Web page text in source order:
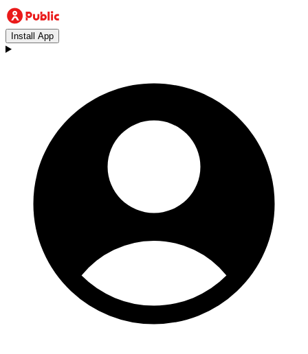
Install App